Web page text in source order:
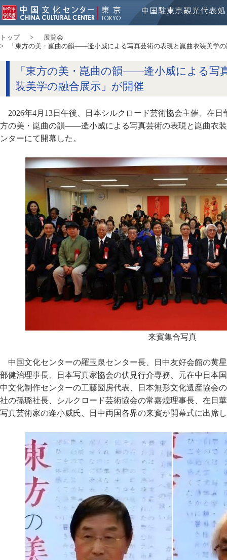
トップ
展覧会
「東方の美・崑曲の韻——逄小威による写真芸術の表現と崑曲衣装美学
「東方の美・崑曲の韻——逄小威による写
装美学の融合展示」が開催
2026年4月13日午後、日本シルクロード芸術協会主催、在
方の美・崑曲の韻——逄小威による写真芸術の表現と崑曲衣
ンターにて開幕した。
来賓集合写真
中国文化センターの羅玉泉センター長、日中友好会館の黄
部健治理事長、日本写真家協会の伏見行介専務、元在中日本
中文化制作センターの工藤圀房代表、日本無形文化遺産協会
社の孫璐社長、シルクロード芸術協会の常嘉煌理事長、在日
写真芸術家の逄小威氏、日中両国各界の来賓が開幕式に出席